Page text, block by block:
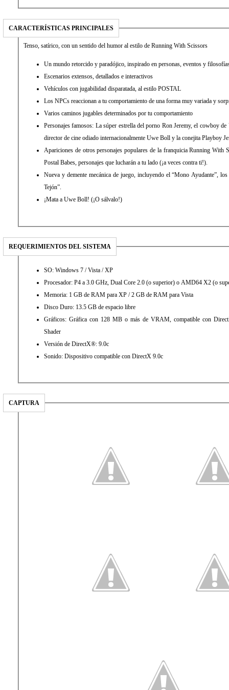
CARACTERÍSTICAS PRINCIPALES
Tenso, satírico, con un sentido del humor al estilo de Running With Scissors
Un mundo retorcido y paradójico, inspirado en personas, eventos y
Escenarios extensos, detallados e interactivos
Vehículos con jugabilidad disparatada, al estilo POSTAL
Los NPCs reaccionan a tu comportamiento de una forma muy variada y
Varios caminos jugables determinados por tu comportamiento
Personajes famosos: La súper estrella del porno Ron Jeremy, el cowboy
director de cine odiado internacionalmente Uwe Boll y la conejita Playboy
Apariciones de otros personajes populares de la franquicia Running With
Postal Babes, personajes que lucharán a tu lado (¡a veces contra ti!).
Nueva y demente mecánica de juego, incluyendo el “Mono Ayudante”,
Tejón”.
¡Mata a Uwe Boll! (¡O sálvalo!)
REQUERIMIENTOS DEL SISTEMA
SO: Windows 7 / Vista / XP
Procesador: P4 a 3.0 GHz, Dual Core 2.0 (o superior) o AMD64 X2 (o
Memoria: 1 GB de RAM para XP / 2 GB de RAM para Vista
Disco Duro: 13.5 GB de espacio libre
Gráficos: Gráfica con 128 MB o más de VRAM, compatible con
Shader
Versión de DirectX®: 9.0c
Sonido: Dispositivo compatible con DirectX 9.0c
CAPTURA